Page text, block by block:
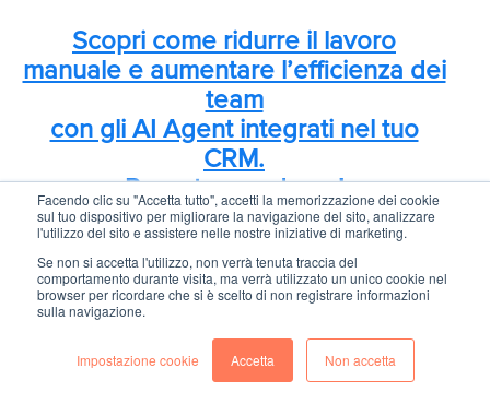
Facendo clic su "Accetta tutto", accetti la memorizzazione dei cookie
sul tuo dispositivo per migliorare la navigazione del sito, analizzare
l'utilizzo del sito e assistere nelle nostre iniziative di marketing.
Se non si accetta l'utilizzo, non verrà tenuta traccia del
comportamento durante visita, ma verrà utilizzato un unico cookie nel
browser per ricordare che si è scelto di non registrare informazioni
sulla navigazione.
Impostazione cookie Accetta Non accetta
Scopri come ridurre il lavoro
manuale e aumentare l’efficienza dei
team
con gli AI Agent integrati nel tuo
CRM.
Prenota una demo!
La tabella sottostante riassume iprincipali vantaggi e
applicazioni degli AI agent in vari settori, evidenziando
processi e aumentare la competitività delle imprese.